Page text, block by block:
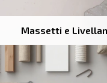
Massetti e